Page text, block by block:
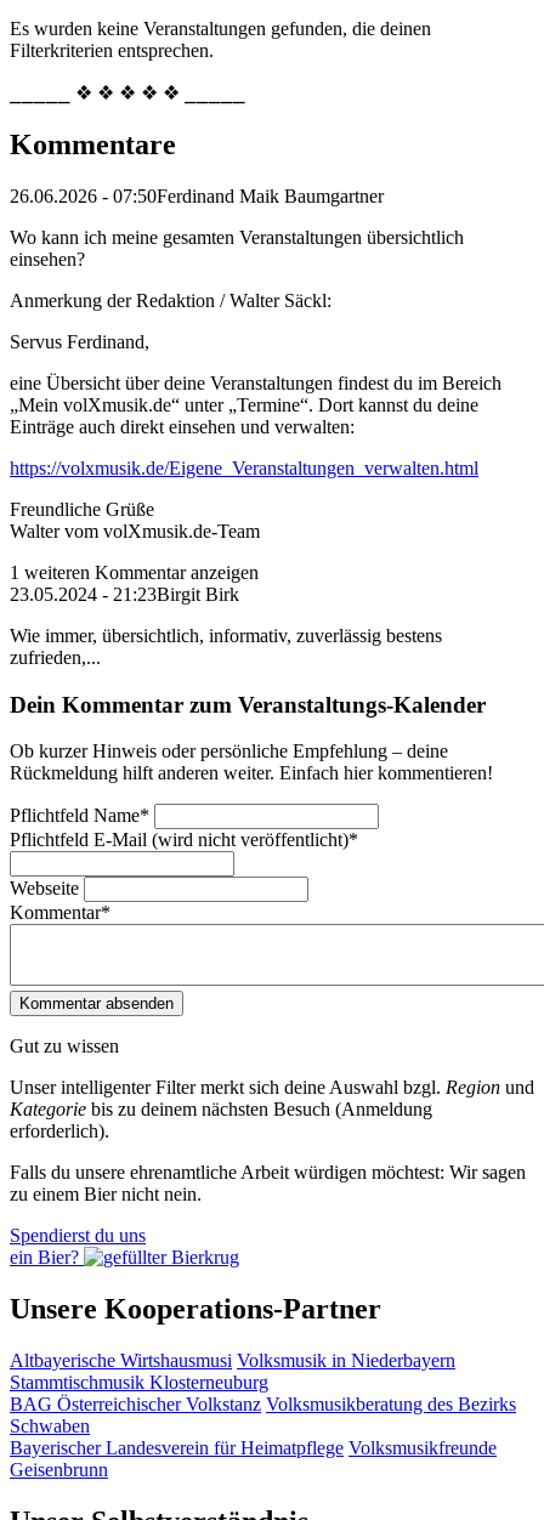
Es wurden keine Veranstaltungen gefunden, die deinen
Filterkriterien entsprechen.
⎯⎯⎯⎯⎯ ❖ ❖ ❖ ❖ ❖ ⎯⎯⎯⎯⎯
Kommentare
26.06.2026 - 07:50Ferdinand Maik Baumgartner
Wo kann ich meine gesamten Veranstaltungen übersichtlich
einsehen?
Anmerkung der Redaktion /Walter Säckl:
Servus Ferdinand,
eine Übersicht über deine Veranstaltungen findest du im Bereich
„Mein volXmusik.de“ unter „Termine“. Dort kannst du deine
Einträge auch direkt einsehen und verwalten:
https://volxmusik.de/Eigene_Veranstaltungen_verwalten.html
Freundliche Grüße
Walter vom volXmusik.de-Team
1 weiteren Kommentar anzeigen
23.05.2024 - 21:23Birgit Birk
Wie immer, übersichtlich, informativ, zuverlässig bestens
zufrieden,...
Dein Kommentar zum Veranstaltungs-Kalender
Ob kurzer Hinweis oder persönliche Empfehlung – deine
Rückmeldung hilft anderen weiter. Einfach hier kommentieren!
Pflichtfeld Name*
Pflichtfeld E-Mail (wird nicht veröffentlicht)*
Webseite
Kommentar*
Gut zu wissen
Unser intelligenter Filter merkt sich deine Auswahl bzgl. Region und
Kategorie bis zu deinem nächsten Besuch (Anmeldung
erforderlich).
Falls du unsere ehrenamtliche Arbeit würdigen möchtest: Wir sagen
zu einem Bier nicht nein.
Spendierst du uns
ein Bier?
Unsere Kooperations-Partner
Altbayerische Wirtshausmusi Volksmusik in Niederbayern
Stammtischmusik Klosterneuburg
BAG Österreichischer Volkstanz Volksmusikberatung des Bezirks
Schwaben
Bayerischer Landesverein für Heimatpflege Volksmusikfreunde
Geisenbrunn